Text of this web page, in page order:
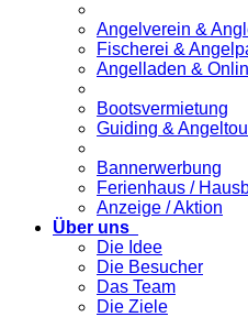
Angelverein &
Fischerei &
Angelladen &
Bootsvermietung
Guiding &
Bannerwerbung
Ferienhaus /
Anzeige / Aktion
Über uns
Die Idee
Die Besucher
Das Team
Die Ziele